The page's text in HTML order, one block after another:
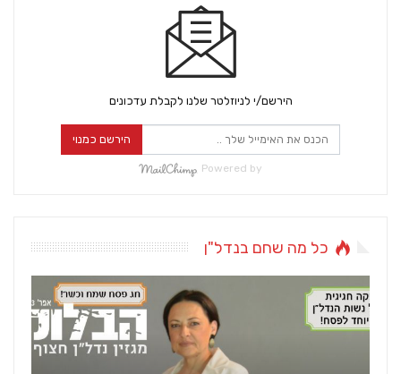
הירשם/י לניוזלטר שלנו לקבלת עדכונים
הירשם כמנוי
Powered by
כל מה שחם בנדל"ן